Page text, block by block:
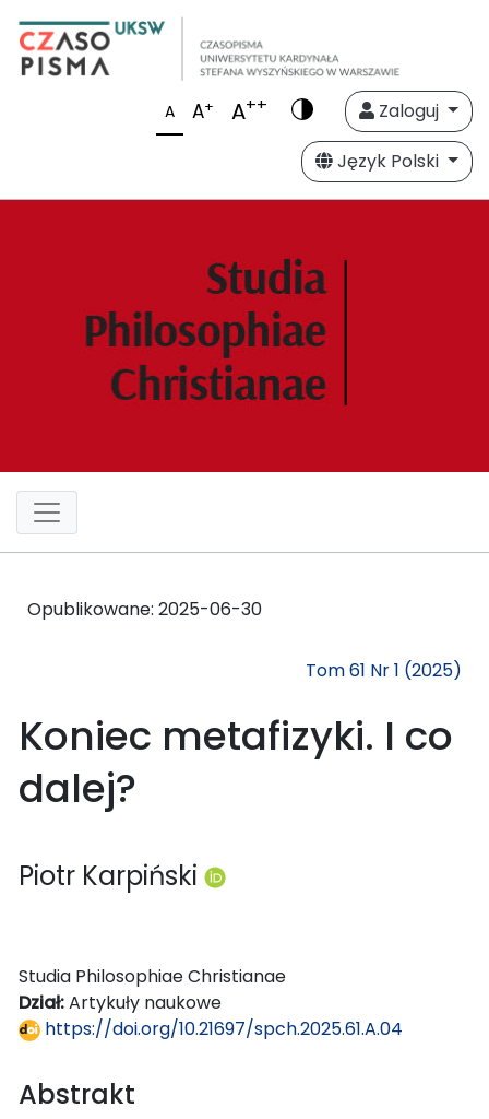
A A+ A++
Zaloguj
Język Polski
Opublikowane: 2025-06-30
Tom 61 Nr 1 (2025)
Koniec metafizyki. I co
dalej?
Piotr Karpiński
Studia Philosophiae Christianae
Dział:Artykuły naukowe
https://doi.org/10.21697/spch.2025.61.A.04
Abstrakt